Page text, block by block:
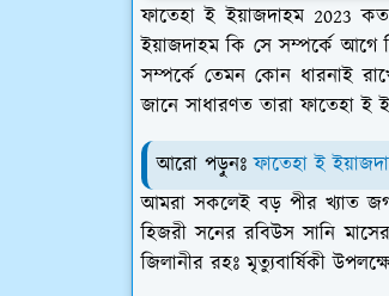
ফাতেহা ই ইয়াজদাহম 2023
ইয়াজদাহম কি সে সম্পর্কে আগে
সম্পর্কে তেমন কোন ধারনাই
জানে সাধারণত তারা ফাতেহা ই
আরো পড়ুনঃফাতেহা ই
আমরা সকলেই বড় পীর খ্যাত
হিজরী সনের রবিউস সানি
জিলানীর রহঃ মৃত্যুবার্ষিকী